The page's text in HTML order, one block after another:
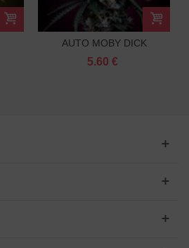
AUTO MOBY DICK
FEMINIZOWANY
5.60 €